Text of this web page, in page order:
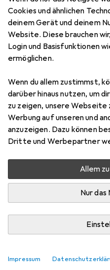
Cookies und ähnlichen
deinem Gerät und deinem
Website. Diese brauchen
Login und Basisfunktionen
ermöglichen.
Wenn du allem zustimmst,
darüber hinaus nutzen, um
zu zeigen, unsere
Werbung auf unseren und
anzuzeigen. Dazu können
Dritte und Werbepartner
Allem
Nur
Impressum
3
Erima
Preis in EUR inkl. MwSt.
EUR
28,82
1
Bewertungen
Zwischen Mo, 24.8. und
Benachrichtigen, wenn
Lieferort angeben für
Shopping FactoryFR
In den